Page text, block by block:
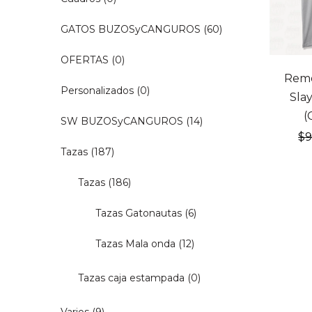
20%
$
GATOS BUZOSyCANGUROS (60)
OFERTAS (0)
Personalizados (0)
SW BUZOSyCANGUROS (14)
Tazas (187)
Tazas (186)
Tazas Gatonautas (6)
Tazas Mala onda (12)
Tazas caja estampada (0)